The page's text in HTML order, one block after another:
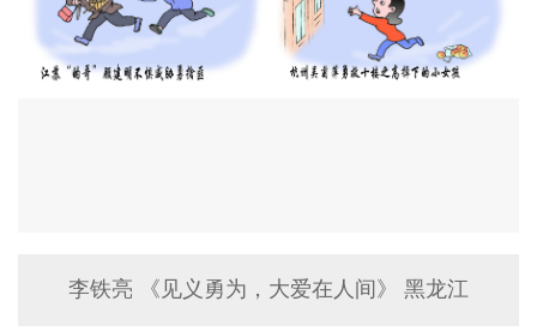
李铁亮 《见义勇为，⼤爱在⼈间》 黑龙江